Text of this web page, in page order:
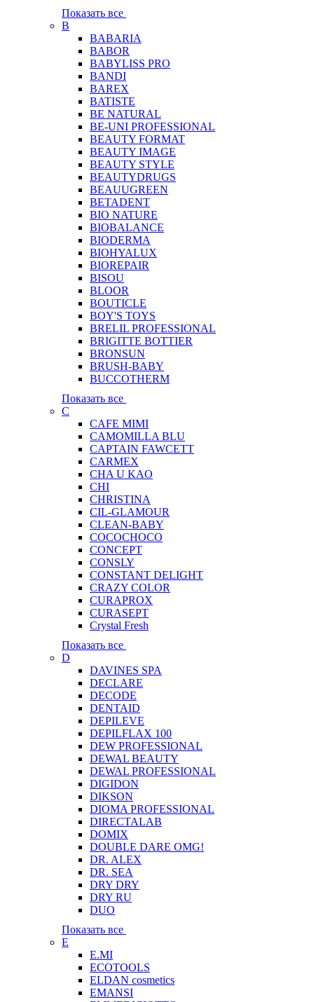
Показать все
B
BABARIA
BABOR
BABYLISS PRO
BANDI
BAREX
BATISTE
BE NATURAL
BE-UNI PROFESSIONAL
BEAUTY FORMAT
BEAUTY IMAGE
BEAUTY STYLE
BEAUTYDRUGS
BEAUUGREEN
BETADENT
BIO NATURE
BIOBALANCE
BIODERMA
BIOHYALUX
BIOREPAIR
BISOU
BLOOR
BOUTICLE
BOY'S TOYS
BRELIL PROFESSIONAL
BRIGITTE BOTTIER
BRONSUN
BRUSH-BABY
BUCCOTHERM
Показать все
C
CAFE MIMI
CAMOMILLA BLU
CAPTAIN FAWCETT
CARMEX
CHA U KAO
CHI
CHRISTINA
CIL-GLAMOUR
CLEAN-BABY
COCOCHOCO
CONCEPT
CONSLY
CONSTANT DELIGHT
CRAZY COLOR
CURAPROX
CURASEPT
Crystal Fresh
Показать все
D
DAVINES SPA
DECLARE
DECODE
DENTAID
DEPILEVE
DEPILFLAX 100
DEW PROFESSIONAL
DEWAL BEAUTY
DEWAL PROFESSIONAL
DIGIDON
DIKSON
DIOMA PROFESSIONAL
DIRECTALAB
DOMIX
DOUBLE DARE OMG!
DR. ALEX
DR. SEA
DRY DRY
DRY RU
DUO
Показать все
E
E.MI
ECOTOOLS
ELDAN cosmetics
EMANSI